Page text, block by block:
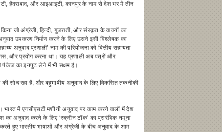
हैदराबाद, और आइआइटी, कानपुर के नाम से देश भर में तीन
जो अंग्रेजी, हिन्दी, गुजराती, और संस्कृत के वाक्यों का
उपकरण निर्माण करने के लिए उसने इसी विश्लेषक का
अनुवाद प्रणाली’ नाम की परियोजना को वित्तीय सहायता
और प्रयोग करना था। यह प्रणाली अब पत्रों और
पैकेज का इनपुट लेने में भी सक्षम है।
की सोच रहा है, और बहुभाषीय अनुवाद के लिए विकसित तकनीकी
भारत में एनसीएसटी मशीनी अनुवाद पर काम करने वालों में देश
अनुवाद करने के लिए ‘स्क्रीन टॉक’ का प्रारंभिक नमूना
करते हुए भारतीय भाषाओं और अंग्रेजी के बीच अनुवाद के आम